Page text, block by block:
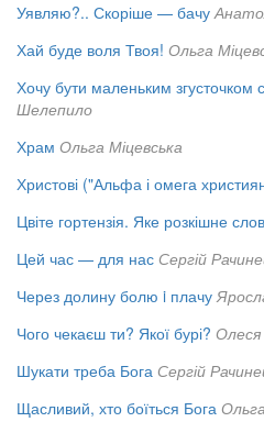
Уявляю?.. Скоріше — бачу
Хай буде воля Твоя! Ольга
Хочу бути маленьким згусточком
Шелепило
Храм Ольга Міцевська
Христові ("Альфа і омега
Цвіте гортензія. Яке розкішне
Цей час — для нас Сергій
Через долину болю i плачу
Чого чекаєш ти? Якої бурі? Олеся
Шукати треба Бога Сергій
Щасливий, хто боїться Бога